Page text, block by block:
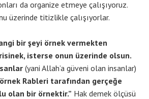
da organize etmeye çalışıyoruz.
üzerinde titizlikle çalışıyorlar.
bir şeyi örnek vermekten
isterse onun üzerinde olsun.
(yani Allah’a güveni olan insanlar)
Rableri tarafından gerçeğe
olan bir örnektir.” Hak demek ölçüsü